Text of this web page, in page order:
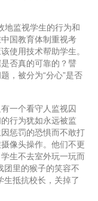
地监视学生的行为和
国教育体制重视考
使用技术帮助学生。
否真的可靠的？譬
，被分为“分心”是否
一个看守人监视囚
行为犹如永远被监
惩罚的恐惧而不敢打
像头操作。他们不更
生不去室外玩一玩而
团里的猴子的笑容不
生抵抗校长，关掉了